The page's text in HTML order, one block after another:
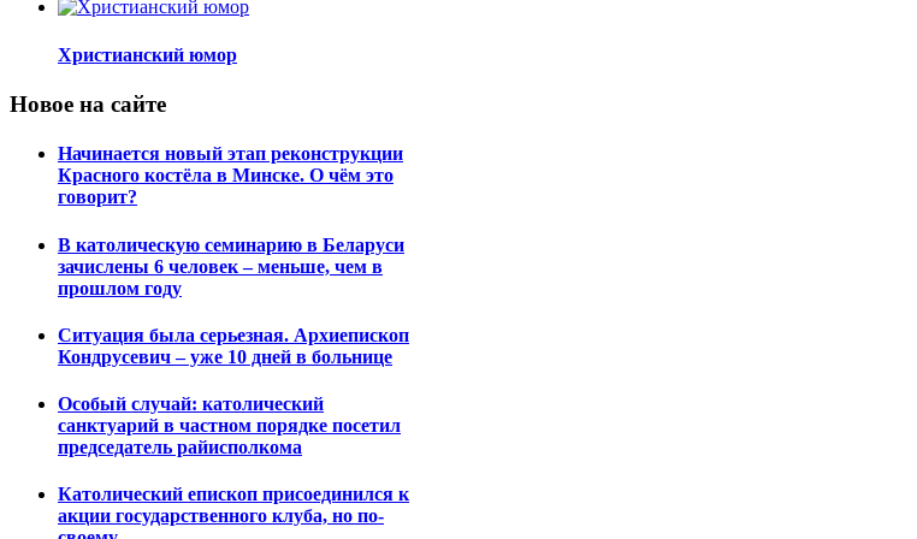
Христианский юмор
Новое на сайте
Начинается новый этап реконструкции
Красного костёла в Минске. О чём это
говорит?
В католическую семинарию в Беларуси
зачислены 6 человек – меньше, чем в
прошлом году
Ситуация была серьезная. Архиепископ
Кондрусевич – уже 10 дней в больнице
Особый случай: католический
санктуарий в частном порядке посетил
председатель райисполкома
Католический епископ присоединился к
акции государственного клуба, но по-